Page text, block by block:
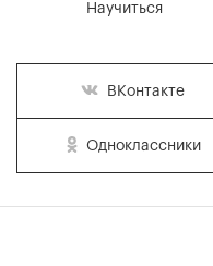
Научиться
ВКонтакте
Одноклассники